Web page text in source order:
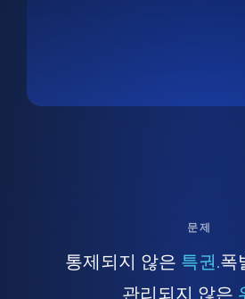
문제
통제되지 않은 특권. 폭
관리되지 않은